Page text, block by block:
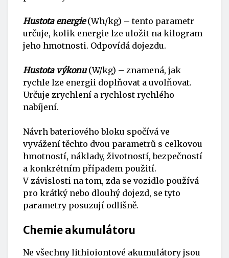
Hustota energie(Wh/kg) – tento parametr
určuje, kolik energie lze uložit na kilogram
jeho hmotnosti. Odpovídá dojezdu.
Hustota výkonu(W/kg) – znamená, jak
rychle lze energii doplňovat a uvolňovat.
Určuje zrychlení a rychlost rychlého
nabíjení.
Návrh bateriového bloku spočívá ve
vyvážení těchto dvou parametrů s celkovou
hmotností, náklady, životností, bezpečností
a konkrétním případem použití.
V závislosti na tom, zda se vozidlo používá
pro krátký nebo dlouhý dojezd, se tyto
parametry posuzují odlišně.
Chemie akumulátoru
Ne všechny lithioiontové akumulátory jsou